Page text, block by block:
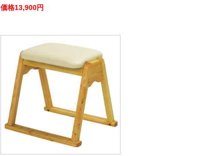
価格13,900円